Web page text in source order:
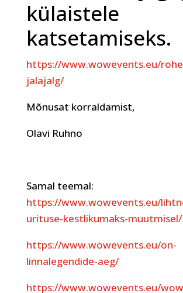
külaistele
katsetamiseks.
https://www.wowevents.eu/
jalajalg/
Mõnusat korraldamist,
Olavi Ruhno
Samal teemal:
https://www.wowevents.eu/
urituse-kestlikumaks-muutmisel/
https://www.wowevents.eu/on-
linnalegendide-aeg/
https://www.wowevents.eu/